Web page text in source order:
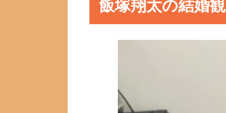
飯塚翔太の結婚観